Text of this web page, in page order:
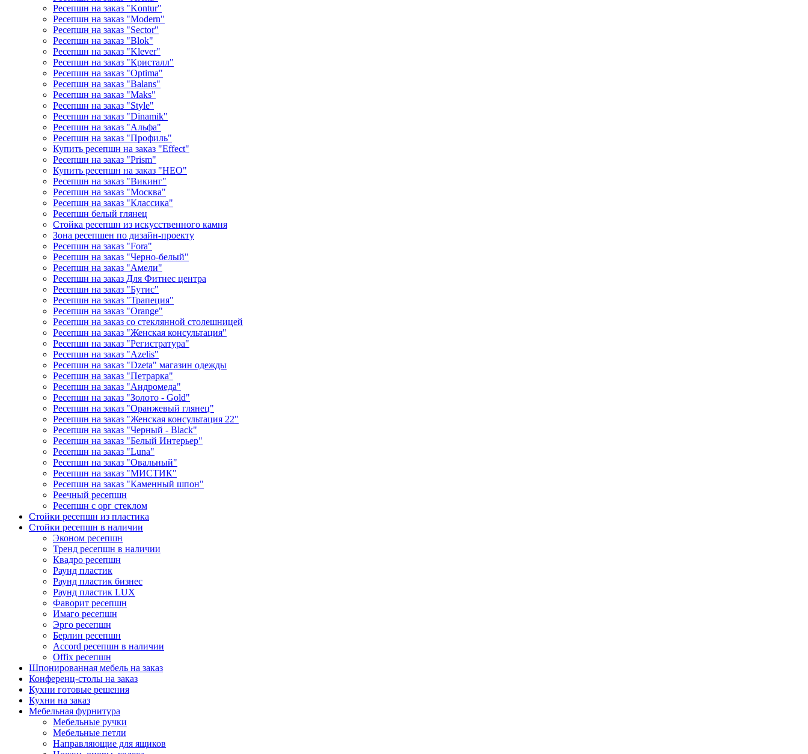
Ресепшн на заказ "Kontur"
Ресепшн на заказ "Modern"
Ресепшн на заказ "Sector"
Ресепшн на заказ "Blok"
Ресепшн на заказ "Klever"
Ресепшн на заказ "Кристалл"
Ресепшн на заказ "Optima"
Ресепшн на заказ "Balans"
Ресепшн на заказ "Maks"
Ресепшн на заказ "Style"
Ресепшн на заказ "Dinamik"
Ресепшн на заказ "Альфа"
Ресепшн на заказ "Профиль"
Купить ресепшн на заказ "Effect"
Ресепшн на заказ "Prism"
Купить ресепшн на заказ "НЕО"
Ресепшн на заказ "Викинг"
Ресепшн на заказ "Москва"
Ресепшн на заказ "Классика"
Ресепшн белый глянец
Стойка ресепшн из искусственного камня
Зона ресепшен по дизайн-проекту
Ресепшн на заказ "Fora"
Ресепшн на заказ "Черно-белый"
Ресепшн на заказ "Амели"
Ресепшн на заказ Для Фитнес центра
Ресепшн на заказ "Бутис"
Ресепшн на заказ "Трапеция"
Ресепшн на заказ "Orange"
Ресепшн на заказ со стеклянной столешницей
Ресепшн на заказ "Женская консультация"
Ресепшн на заказ "Регистратура"
Ресепшн на заказ "Azelis"
Ресепшн на заказ "Dzeta" магазин одежды
Ресепшн на заказ "Петрарка"
Ресепшн на заказ "Андромеда"
Ресепшн на заказ "Золото - Gold"
Ресепшн на заказ "Оранжевый глянец"
Ресепшн на заказ "Женская консультация 22"
Ресепшн на заказ "Черный - Black"
Ресепшн на заказ "Белый Интерьер"
Ресепшн на заказ "Luna"
Ресепшн на заказ "Овальный"
Ресепшн на заказ "МИСТИК"
Ресепшн на заказ "Каменный шпон"
Реечный ресепшн
Ресепшн с орг стеклом
Стойки ресепшн из пластика
Стойки ресепшн в наличии
Эконом ресепшн
Тренд ресепшн в наличии
Квадро ресепшн
Раунд пластик
Раунд пластик бизнес
Раунд пластик LUX
Фаворит ресепшн
Имаго ресепшн
Эрго ресепшн
Берлин ресепшн
Accord ресепшн в наличии
Offix ресепшн
Шпонированная мебель на заказ
Конференц-столы на заказ
Кухни готовые решения
Кухни на заказ
Мебельная фурнитура
Мебельные ручки
Мебельные петли
Направляющие для ящиков